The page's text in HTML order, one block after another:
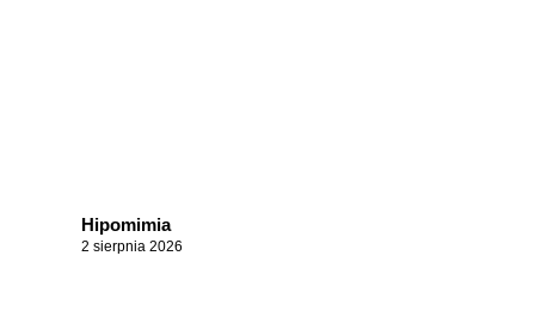
Hipomimia
2 sierpnia 2026